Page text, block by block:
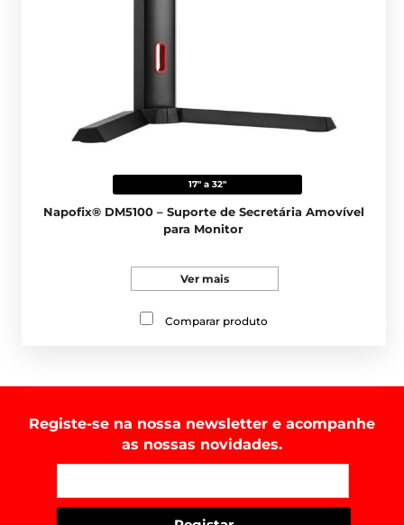
17" a 32"
Napofix® DM5100 – Suporte de Secretária Amovível
para Monitor
Ver mais
Comparar produto
Registe-se na nossa newsletter e acompanhe
as nossas novidades.